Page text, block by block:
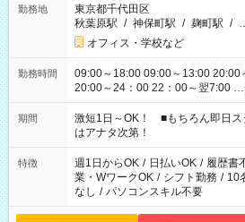
勤務地
東京都千代田区
秋葉原駅 / 神保町駅 / 麹町駅 /
オフィス・学校など
勤務時間
09:00～18:00 09:00～13:00
20:00～24：00 22：00～翌7:00 …など
シフトもございます！ お気軽にご
期間
激短1日～OK！ ■もちろん即日
はアナタ次第！
特徴 週1日からOK / 日払いOK / 履歴書
業・WワークOK / シフト勤務 / 10
なし / パソコンスキル不要